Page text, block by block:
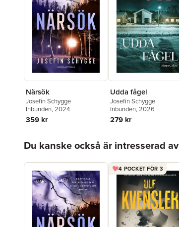
Närsök
Josefin Schygge
Inbunden, 2024
359 kr
Udda fågel
Josefin Schygge
Inbunden, 2026
279 kr
Du kanske också är intresserad av
4 POCKET FÖR 3